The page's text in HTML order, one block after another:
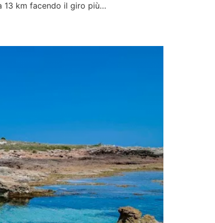
13 km facendo il giro più…